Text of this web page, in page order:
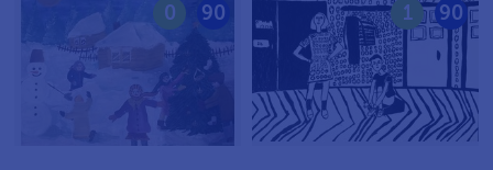
90
0 90
1